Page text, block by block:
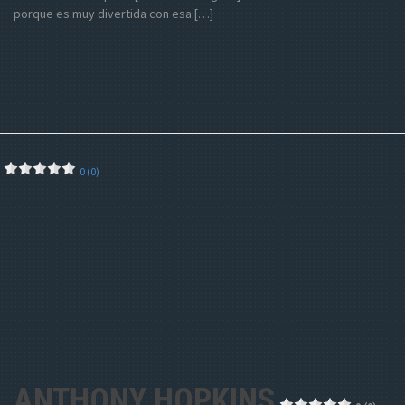
porque es muy divertida con esa […]
0 (0)